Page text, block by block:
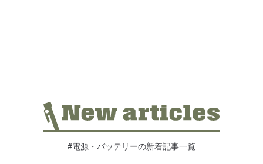
#電源・バッテリーの新着記事一覧